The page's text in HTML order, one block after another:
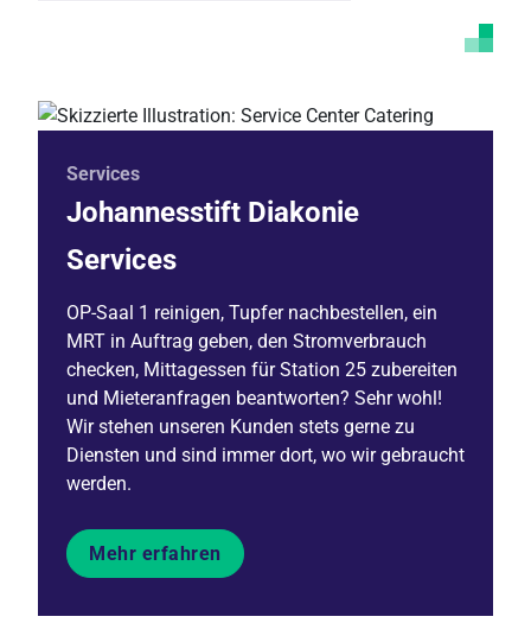
Services
Johannesstift Diakonie
Services
OP-Saal 1 reinigen, Tupfer nachbestellen, ein
MRT in Auftrag geben, den Stromverbrauch
checken, Mittagessen für Station 25 zubereiten
und Mieteranfragen beantworten? Sehr wohl!
Wir stehen unseren Kunden stets gerne zu
Diensten und sind immer dort, wo wir gebraucht
werden.
Mehr erfahren